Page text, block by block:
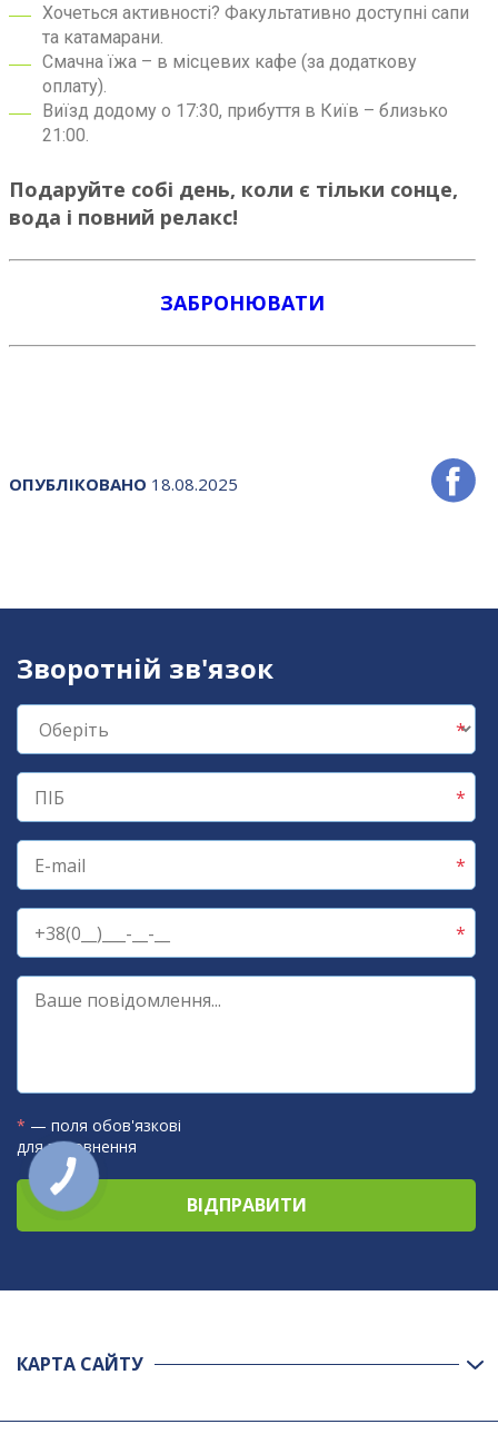
Хочеться активності? Факультативно доступні сапи
та катамарани.
Смачна їжа – в місцевих кафе (за додаткову
оплату).
Виїзд додому о 17:30, прибуття в Київ – близько
21:00.
Подаруйте собі день, коли є тільки сонце,
вода і повний релакс!
ЗАБРОНЮВАТИ
ОПУБЛІКОВАНО 18.08.2025
Зворотній зв'язок
* — поля обов'язкові
для заповнення
КАРТА САЙТУ